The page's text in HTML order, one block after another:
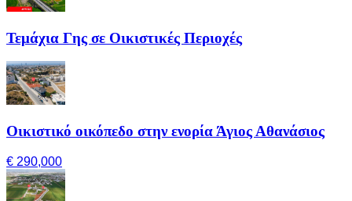
Τεμάχια Γης σε Οικιστικές Περιοχές
Οικιστικό οικόπεδο στην ενορία Άγιος Αθανάσιος
€ 290,000